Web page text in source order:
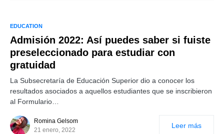
EDUCATION
Admisión 2022: Así puedes saber si fuiste
preseleccionado para estudiar con
gratuidad
La Subsecretaría de Educación Superior dio a conocer los
resultados asociados a aquellos estudiantes que se inscribieron
al Formulario…
Romina Gelsom
21 enero, 2022
Leer más